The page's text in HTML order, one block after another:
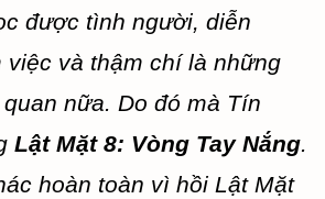
được tình người, diễn
việc và thậm chí là những
nữa. Do đó mà Tín
Lật Mặt 8: Vòng Tay Nắng.
hoàn toàn vì hồi Lật Mặt